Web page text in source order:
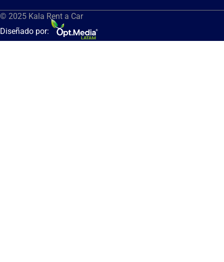
© 2025 Kala Rent a Car
Diseñado por: